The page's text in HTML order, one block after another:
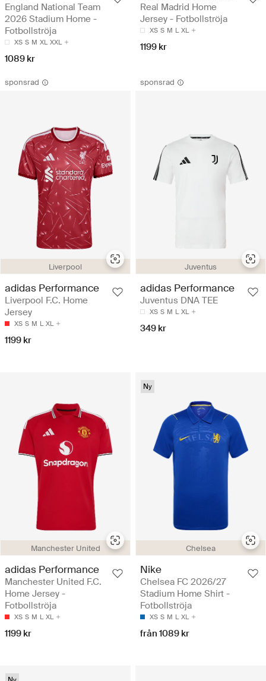
England National Team
2026 Stadium Home -
Fotbollströja
XS S M XL XXL
1089 kr
Real Madrid Home
Jersey - Fotbollströja
XS S M L XL
1199 kr
sponsrad
Liverpool
adidas Performance
Liverpool F.C. Home
Jersey
XS S M L XL
1199 kr
sponsrad
Juventus
adidas Performance
Juventus DNA TEE
XS S M L XL
349 kr
Manchester United
adidas Performance
Manchester United F.C.
Home Jersey -
Fotbollströja
XS S M L XL
1199 kr
Chelsea
Ny
Nike
Chelsea FC 2026/27
Stadium Home Shirt -
Fotbollströja
XS S M L XL
från 1089 kr